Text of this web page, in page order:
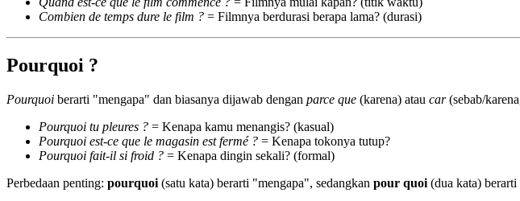
Combien de temps dure le film ? = Filmnya berdurasi berapa lama? (durasi)
Pourquoi ?
Pourquoi berarti "mengapa" dan biasanya dijawab dengan parce que (karena) atau car(sebab/
Pourquoi tu pleures ? = Kenapa kamu menangis? (kasual)
Pourquoi est-ce que le magasin est fermé ? = Kenapa tokonya tutup?
Pourquoi fait-il si froid ? = Kenapa dingin sekali? (formal)
Perbedaan penting: pourquoi (satu kata) berarti "mengapa", sedangkan pour quoi (dua kata)